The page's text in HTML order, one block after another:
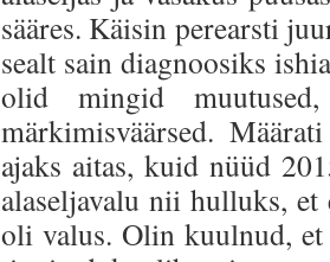
sääres. Käisin perearsti
sealt sain diagnoosiks
olid mingid
märkimisväärsed.
ajaks aitas, kuid nüüd
alaseljavalu nii hulluks,
oli valus. Olin kuulnud, et